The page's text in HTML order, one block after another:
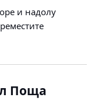
и надолу
Поща